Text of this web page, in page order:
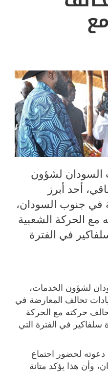
لشؤون
أحد أبرز
في جنوب السودان،
مع الحركة الشعبية
في الفترة
لشؤون الخدمات،
تحالف المعارضة في
حركته مع الحركة
سلفاكير في الفترة التي
دعوته لحضور اجتماع
وأن هذا يؤكد متانة